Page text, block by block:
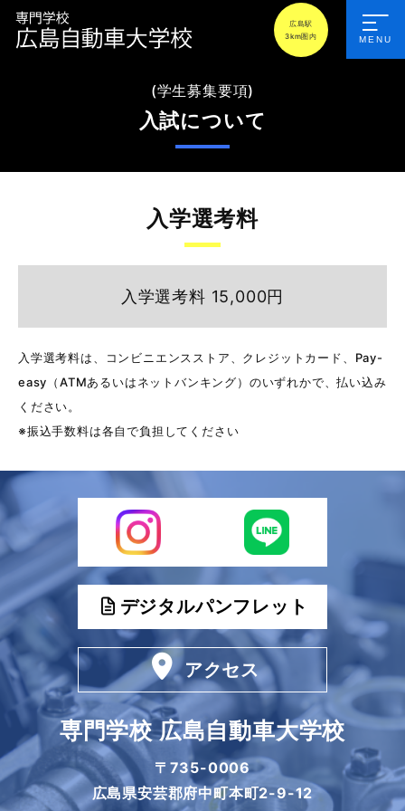
MENU
広島駅
3km圏内
(学生募集要項)
入試について
入学選考料
入学選考料 15,000円
入学選考料は、コンビニエンスストア、クレジットカード、Pay-
easy（ATMあるいはネットバンキング）のいずれかで、払い込み
ください。
※振込手数料は各自で負担してください
デジタルパンフレット
アクセス
専門学校 広島自動車大学校
〒735-0006
広島県安芸郡府中町本町2-9-12